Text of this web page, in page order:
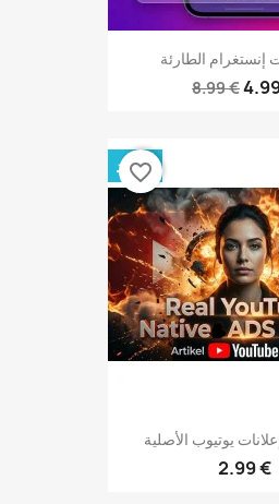
إنستغرام الطارئة
8.99 €
يوتيوب الأصلية
2.99 €
جديد
favorite_border